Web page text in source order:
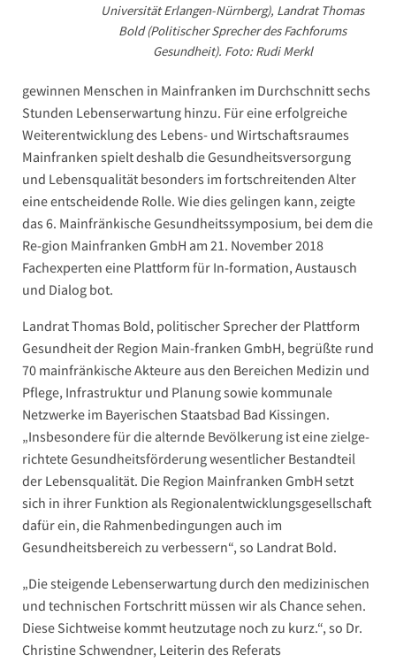
Universität Erlangen-Nürnberg), Landrat Thomas
Bold (Politischer Sprecher des Fachforums
Gesundheit). Foto: Rudi Merkl
gewinnen Menschen in Mainfranken im Durchschnitt sechs
Stunden Lebenserwartung hinzu. Für eine erfolgreiche
Weiterentwicklung des Lebens- und Wirtschaftsraumes
Mainfranken spielt deshalb die Gesundheitsversorgung
und Lebensqualität besonders im fortschreitenden Alter
eine entscheidende Rolle. Wie dies gelingen kann, zeigte
das 6. Mainfränkische Gesundheitssymposium, bei dem die
Re-gion Mainfranken GmbH am 21. November 2018
Fachexperten eine Plattform für In-formation, Austausch
und Dialog bot.
Landrat Thomas Bold, politischer Sprecher der Plattform
Gesundheit der Region Main-franken GmbH, begrüßte rund
70 mainfränkische Akteure aus den Bereichen Medizin und
Pflege, Infrastruktur und Planung sowie kommunale
Netzwerke im Bayerischen Staatsbad Bad Kissingen.
„Insbesondere für die alternde Bevölkerung ist eine zielge-
richtete Gesundheitsförderung wesentlicher Bestandteil
der Lebensqualität. Die Region Mainfranken GmbH setzt
sich in ihrer Funktion als Regionalentwicklungsgesellschaft
dafür ein, die Rahmenbedingungen auch im
Gesundheitsbereich zu verbessern“, so Landrat Bold.
„Die steigende Lebenserwartung durch den medizinischen
und technischen Fortschritt müssen wir als Chance sehen.
Diese Sichtweise kommt heutzutage noch zu kurz.“, so Dr.
Christine Schwendner, Leiterin des Referats